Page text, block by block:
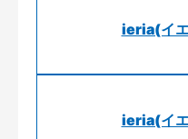
ieria(イ
ieria(イ